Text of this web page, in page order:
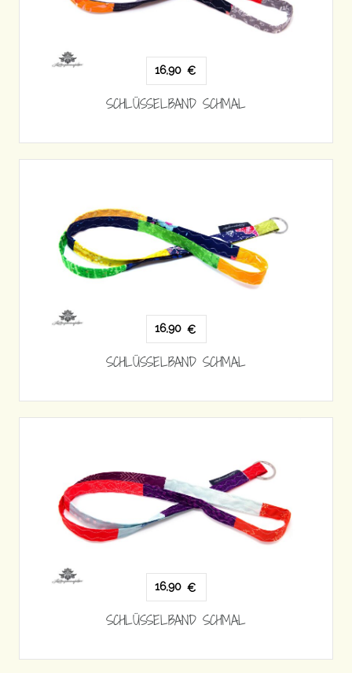
16,90 €
SCHLÜSSELBAND SCHMAL
16,90 €
SCHLÜSSELBAND SCHMAL
16,90 €
SCHLÜSSELBAND SCHMAL